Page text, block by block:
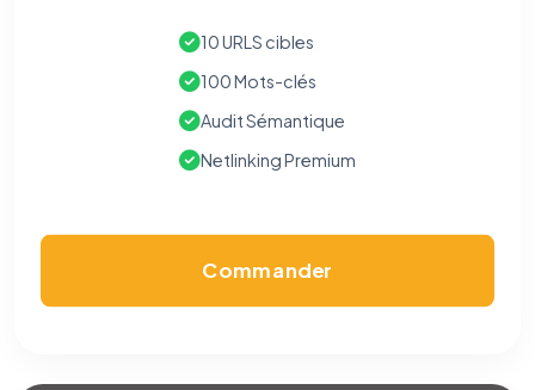
10 URLS cibles
100 Mots-clés
Audit Sémantique
Netlinking Premium
Commander